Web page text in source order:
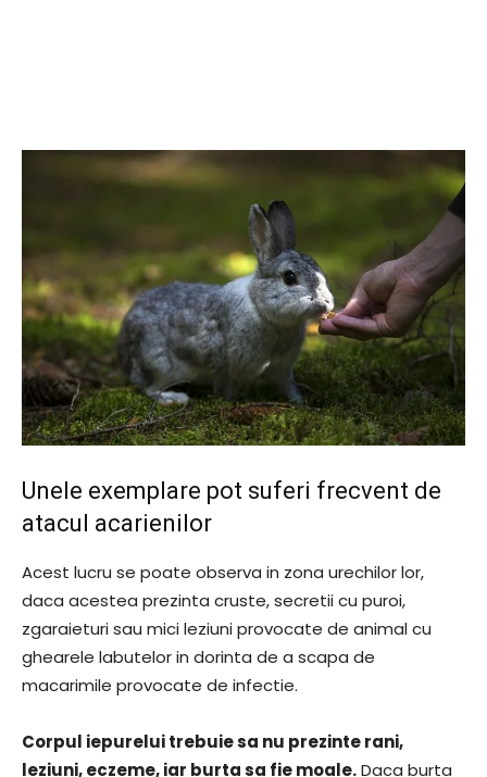
Unele exemplare pot suferi frecvent de
atacul acarienilor
Acest lucru se poate observa in zona urechilor lor,
daca acestea prezinta cruste, secretii cu puroi,
zgaraieturi sau mici leziuni provocate de animal cu
ghearele labutelor in dorinta de a scapa de
macarimile provocate de infectie.
Corpul iepurelui trebuie sa nu prezinte rani,
leziuni, eczeme, iar burta sa fie moale.Daca burta